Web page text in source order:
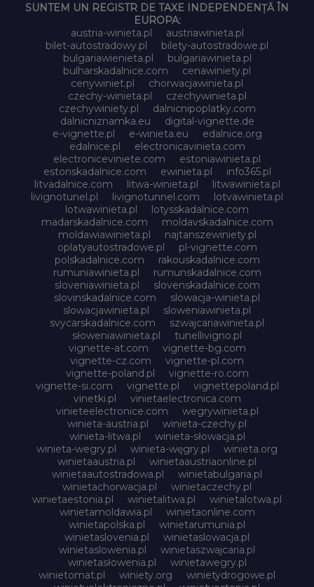
SUNTEM UN REGISTR DE TAXE INDEPENDENȚĂ ÎN
EUROPA:
austria-winieta.pl
austriawinieta.pl
bilet-autostradowy.pl
bilety-autostradowe.pl
bulgariawienieta.pl
bulgariawinieta.pl
bulharskadalnice.com
cenawiniety.pl
cenywiniet.pl
chorwacjawinieta.pl
czechy-winieta.pl
czechywinieta.pl
czechywiniety.pl
dalnicnipoplatky.com
dalnicniznamka.eu
digital-vignette.de
e-vignette.pl
e-winieta.eu
edalnice.org
edalnice.pl
electronicavinieta.com
electroniceviniete.com
estoniawinieta.pl
estonskadalnice.com
ewinieta.pl
info365.pl
litvadalnice.com
litwa-winieta.pl
litwawinieta.pl
livignotunel.pl
livignotunnel.com
lotvawinieta.pl
lotwawinieta.pl
lotysskadalnice.com
madarskadalnice.com
moldavskadalnice.com
moldawiawinieta.pl
najtanszewiniety.pl
oplatyautostradowe.pl
pl-vignette.com
polskadalnice.com
rakouskadalnice.com
rumuniawinieta.pl
rumunskadalnice.com
sloveniawinieta.pl
slovenskadalnice.com
slovinskadalnice.com
slowacja-winieta.pl
slowacjawinieta.pl
sloweniawinieta.pl
svycarskadalnice.com
szwajcariawinieta.pl
słoweniawinieta.pl
tunellivigno.pl
vignette-at.com
vignette-bg.com
vignette-cz.com
vignette-pl.com
vignette-poland.pl
vignette-ro.com
vignette-si.com
vignette.pl
vignettepoland.pl
vinetki.pl
vinietaelectronica.com
vinieteelectronice.com
wegrywinieta.pl
winieta-austria.pl
winieta-czechy.pl
winieta-litwa.pl
winieta-słowacja.pl
winieta-wegry.pl
winieta-węgry.pl
winieta.org
winietaaustria.pl
winietaaustriaonline.pl
winietaautostradowa.pl
winietabulgaria.pl
winietachorwacja.pl
winietaczechy.pl
winietaestonia.pl
winietalitwa.pl
winietalotwa.pl
winietamoldawia.pl
winietaonline.com
winietapolska.pl
winietarumunia.pl
winietaslovenia.pl
winietaslowacja.pl
winietaslowenia.pl
winietaszwajcaria.pl
winietasłowenia.pl
winietawegry.pl
winietomat.pl
winiety.org
winietydrogowe.pl